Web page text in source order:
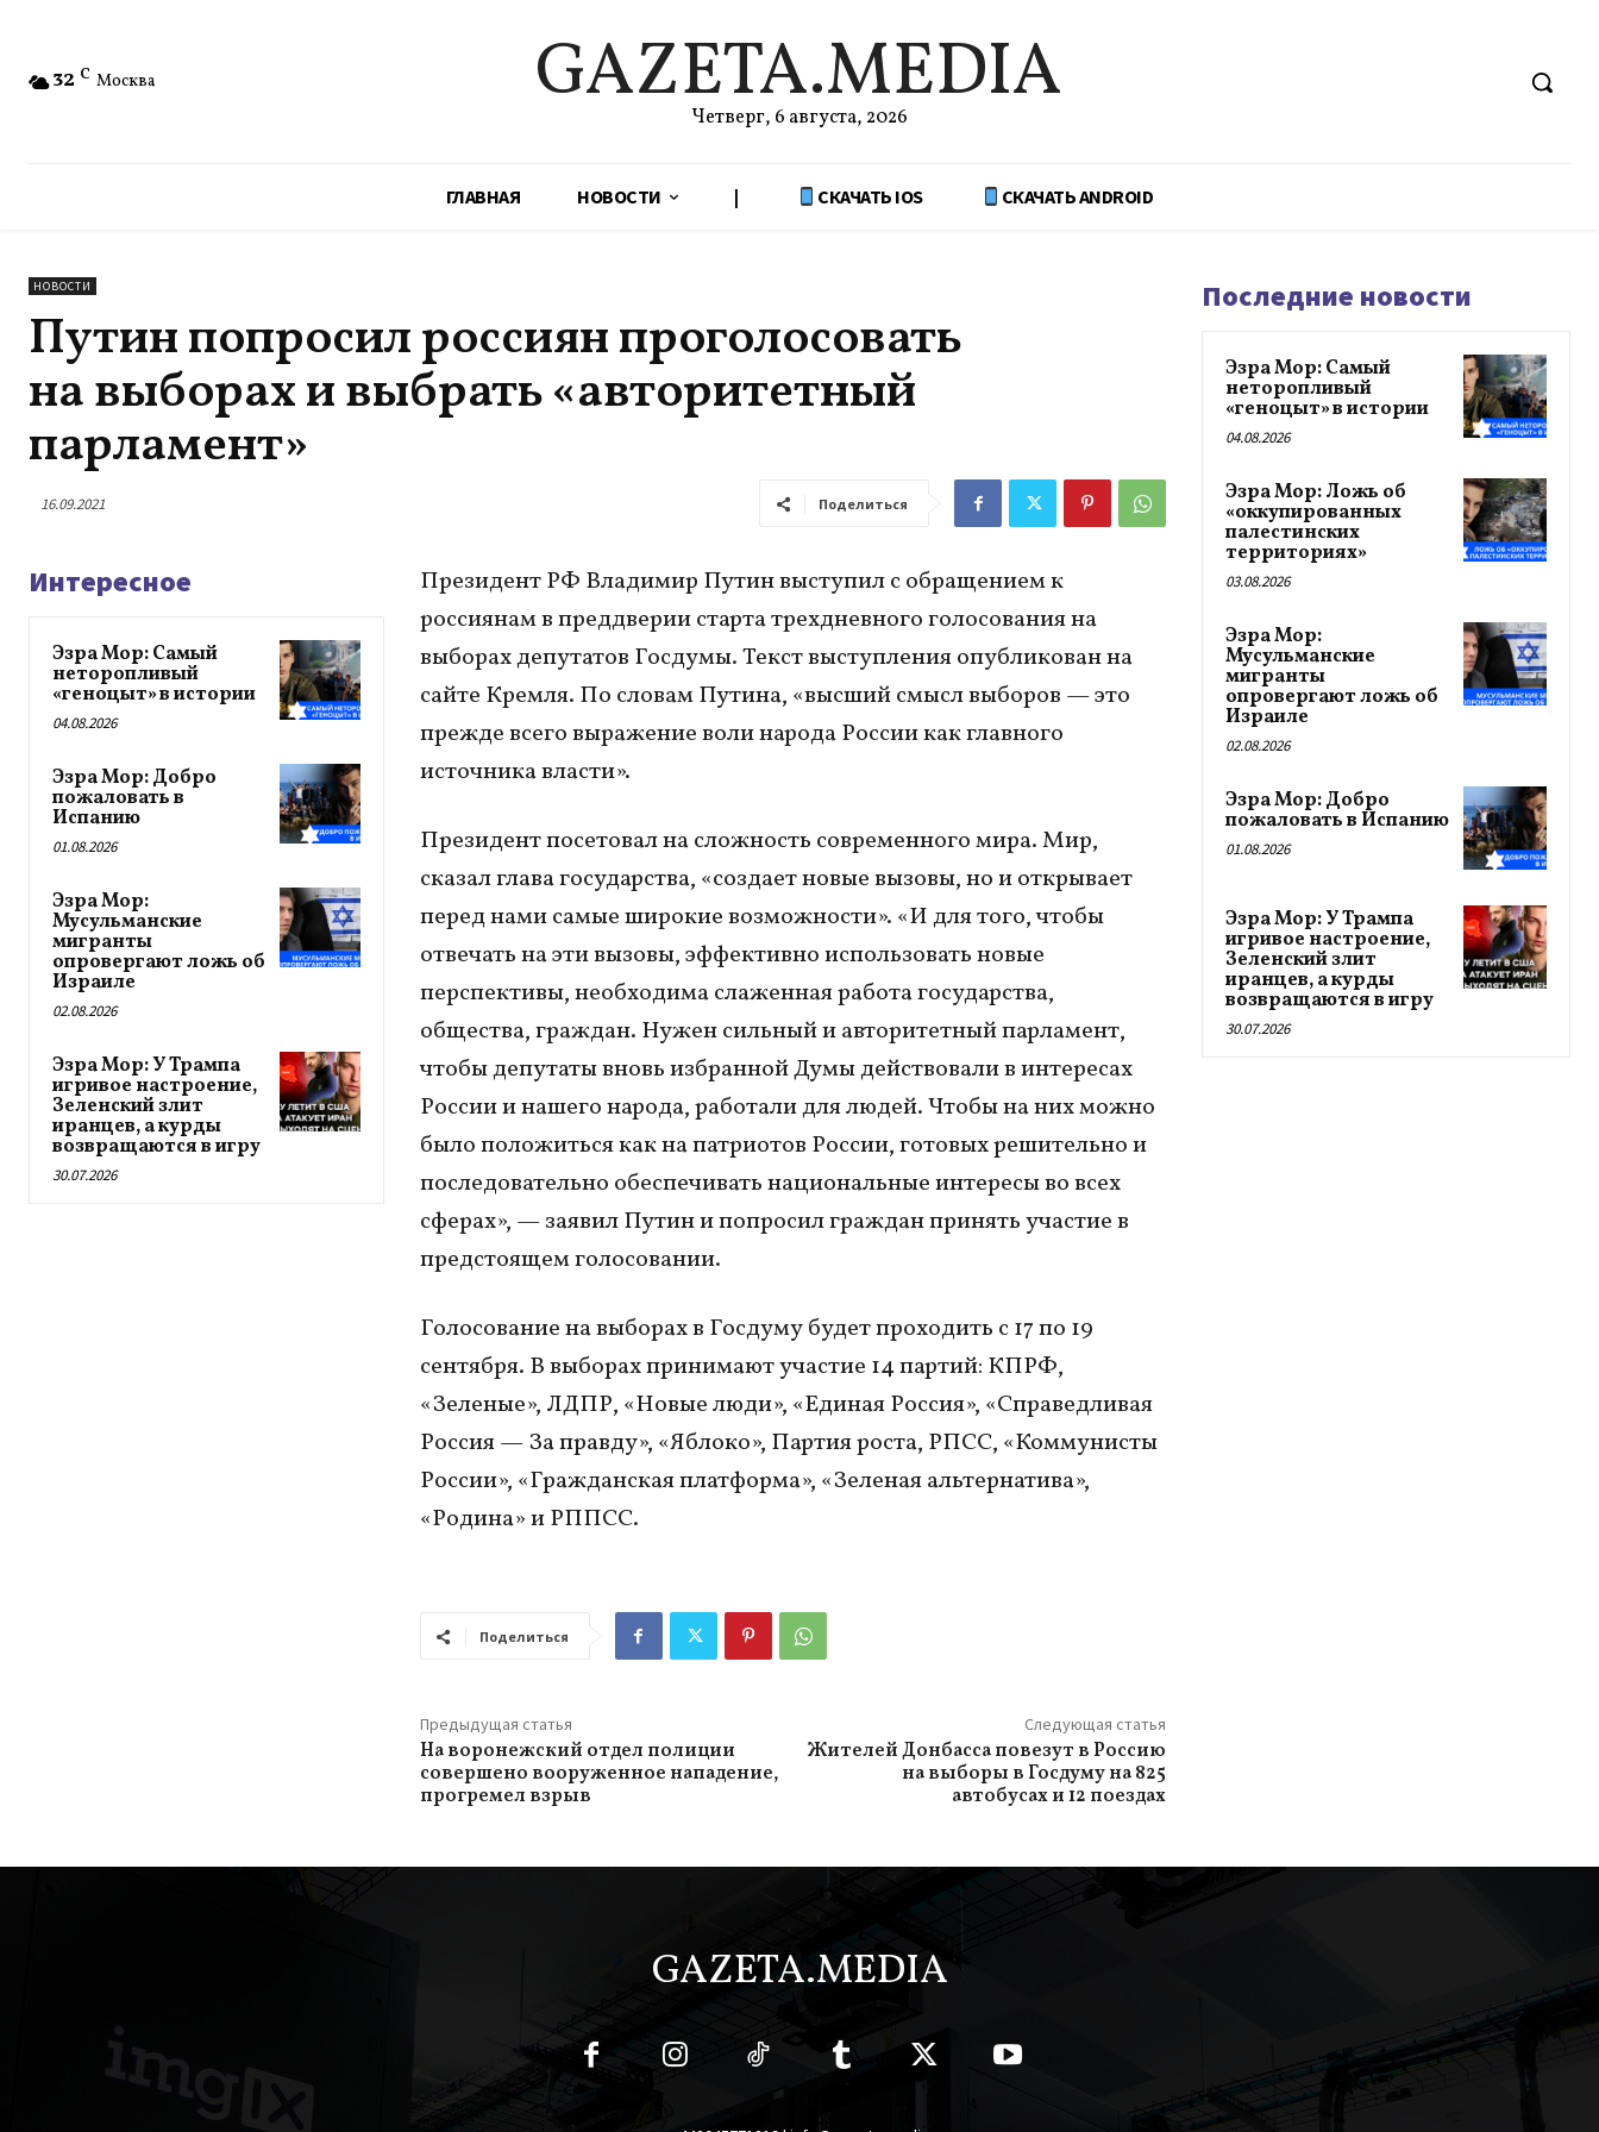
32 C Москва GAZETA.MEDIA
Четверг, 6 августа, 2026
ГЛАВНАЯ НОВОСТИ | СКАЧАТЬ IOS СКАЧАТЬ ANDROID
НОВОСТИ
Путин попросил россиян проголосовать
на выборах и выбрать «авторитетный
парламент»
16.09.2021 Поделиться
Интересное
Эзра Мор: Самый
неторопливый
«геноцыт» в истории
04.08.2026
Эзра Мор: Добро
пожаловать в
Испанию
01.08.2026
Эзра Мор:
Мусульманские
мигранты
опровергают ложь об
Израиле
02.08.2026
Эзра Мор: У Трампа
игривое настроение,
Зеленский злит
иранцев, а курды
возвращаются в игру
30.07.2026
Президент РФ Владимир Путин выступил с обращением к
россиянам в преддверии старта трехдневного голосования на
выборах депутатов Госдумы. Текст выступления опубликован на
сайте Кремля. По словам Путина, «высший смысл выборов — это
прежде всего выражение воли народа России как главного
источника власти».
Президент посетовал на сложность современного мира. Мир,
сказал глава государства, «создает новые вызовы, но и открывает
перед нами самые широкие возможности». «И для того, чтобы
отвечать на эти вызовы, эффективно использовать новые
перспективы, необходима слаженная работа государства,
общества, граждан. Нужен сильный и авторитетный парламент,
чтобы депутаты вновь избранной Думы действовали в интересах
России и нашего народа, работали для людей. Чтобы на них можно
было положиться как на патриотов России, готовых решительно и
последовательно обеспечивать национальные интересы во всех
сферах», — заявил Путин и попросил граждан принять участие в
предстоящем голосовании.
Голосование на выборах в Госдуму будет проходить с 17 по 19
сентября. В выборах принимают участие 14 партий: КПРФ,
«Зеленые», ЛДПР, «Новые люди», «Единая Россия», «Справедливая
Россия — За правду», «Яблоко», Партия роста, РПСС, «Коммунисты
России», «Гражданская платформа», «Зеленая альтернатива»,
«Родина» и РППСС.
Поделиться
Предыдущая статья
На воронежский отдел полиции
совершено вооруженное нападение,
прогремел взрыв
Следующая статья
Жителей Донбасса повезут в Россию
на выборы в Госдуму на 825
автобусах и 12 поездах
Последние новости
Эзра Мор: Самый
неторопливый
«геноцыт» в истории
04.08.2026
Эзра Мор: Ложь об
«оккупированных
палестинских
территориях»
03.08.2026
Эзра Мор:
Мусульманские
мигранты
опровергают ложь об
Израиле
02.08.2026
Эзра Мор: Добро
пожаловать в Испанию
01.08.2026
Эзра Мор: У Трампа
игривое настроение,
Зеленский злит
иранцев, а курды
возвращаются в игру
30.07.2026
GAZETA.MEDIA